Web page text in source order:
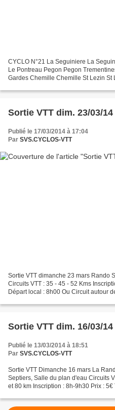
CYCLO N°21 La Seguiniere La
Le Pontreau Pegon Pegon
Gardes Chemille Chemille St Lezin St
Sortie VTT dim. 23/03/14
Publié le 17/03/2014 à 17:04
Par SVS.CYCLOS-VTT
Sortie VTT dimanche 23 mars Rando
Circuits VTT : 35 - 45 - 52 Kms
Départ local : 8h00 Ou Circuit autour
Sortie VTT dim. 16/03/14
Publié le 13/03/2014 à 18:51
Par SVS.CYCLOS-VTT
Sortie VTT Dimanche 16 mars La
Septiers, Salle du plan d'eau Circuits
et 80 km Inscription : 8h-9h30 Prix :